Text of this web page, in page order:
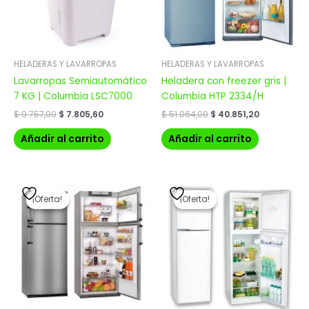
HELADERAS Y LAVARROPAS
Lavarropas Semiautomático
7 KG | Columbia LSC7000
$9.757,00 $ 7.805,60
Añadir al carrito
HELADERAS Y LAVARROPAS
Heladera con freezer gris |
Columbia HTP 2334/H
$51.064,00 $ 40.851,20
Añadir al carrito
¡Oferta!
¡Oferta! precio
original
$ 70.439,00.
precio
actual
es:
$ 56.351,20.
¡Oferta!
¡Oferta! precio
original
$ 26.458,00.
precio
actual
$ 21.166,40.